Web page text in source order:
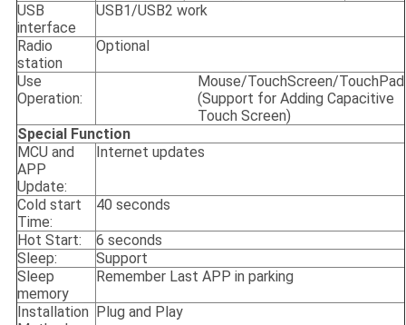
USB
interface
USB1/USB2 work
Radio
station
Optional
Use
Operation:
Mouse/TouchScreen/TouchPad
(Support for Adding Capacitive
Touch Screen)
Special Function
MCU and
APP
Update:
Internet updates
Cold start
Time:
40 seconds
Hot Start:
6 seconds
Sleep:
Support
Sleep
memory
Remember Last APP in parking
Installation
Plug and Play